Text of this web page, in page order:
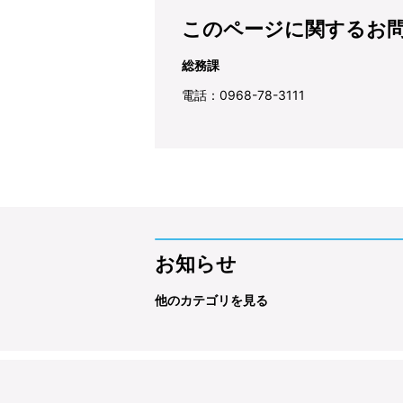
このページに関するお
総務課
電話：0968-78-3111
お知らせ
他のカテゴリを見る